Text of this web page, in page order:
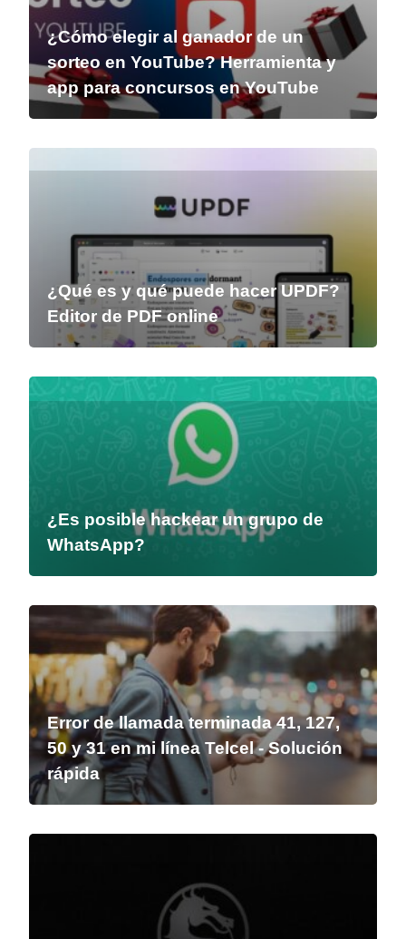
¿Cómo elegir al ganador de un
sorteo en YouTube? Herramienta y
app para concursos en YouTube
¿Qué es y qué puede hacer UPDF?
Editor de PDF online
¿Es posible hackear un grupo de
WhatsApp?
Error de llamada terminada 41, 127,
50 y 31 en mi línea Telcel - Solución
rápida